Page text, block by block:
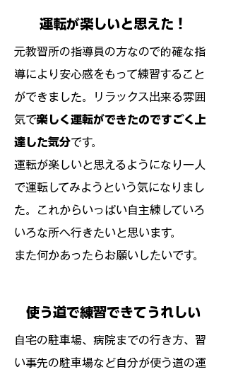
運転が楽しいと思えた！
​元教習所の指導員の方なので的確な指
導により安心感をもって練習すること
ができました。リラックス出来る雰囲
気で楽しく運転ができたのですごく上
達した気分です。
運転が楽しいと思えるようになり一人
で運転してみようという気になりまし
た。これからいっぱい自主練していろ
いろな所へ行きたいと思います。
また何かあったらお願いしたいです。
使う道で練習できてうれしい
自宅の駐車場、病院までの行き方、習
い事先の駐車場など自分が使う道の運